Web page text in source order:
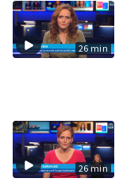
26 min
26 min